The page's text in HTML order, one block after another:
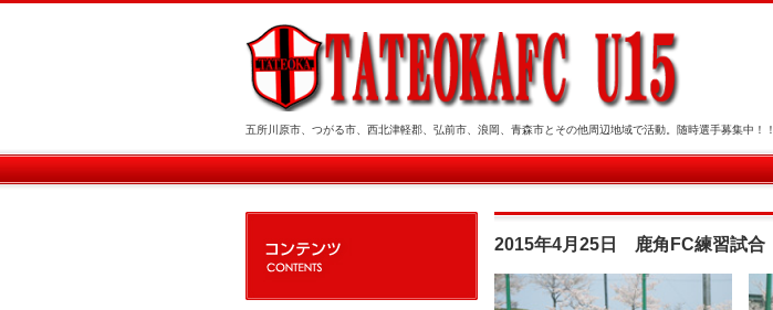
五所川原市、つがる市、西北津軽郡、弘前市、浪岡、青森市とその他周辺地域で活動。随時選手募集中！！
2015年4月25日 鹿角FC練習試合